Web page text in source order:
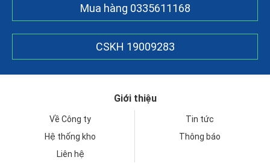
Mua hàng 0335611168
CSKH 19009283
Giới thiệu
Về Công ty
Tin tức
Hệ thống kho
Thông báo
Liên hệ